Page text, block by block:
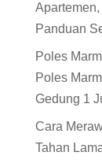
Panduan
Poles
Poles
Gedung 1
Cara
Tahan